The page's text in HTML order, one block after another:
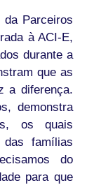
da Parceiros
à ACI-E,
durante a
que as
a diferença.
demonstra
os quais
das famílias
do
para que